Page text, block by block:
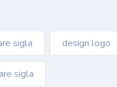
sigla design logo
sigla